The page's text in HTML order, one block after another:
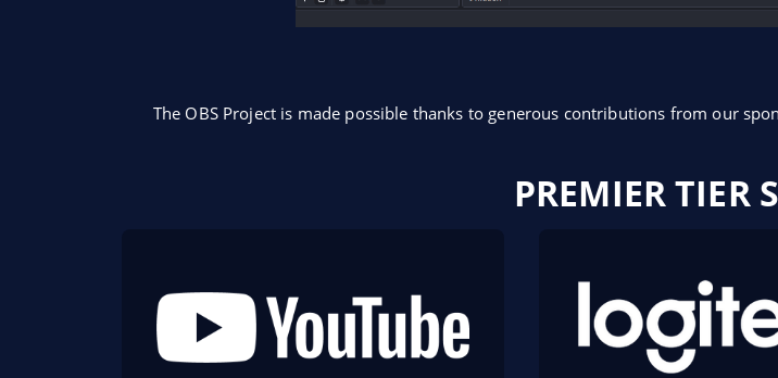
The OBS Project is made possible thanks to generous contributions from our
PREMIER TIER